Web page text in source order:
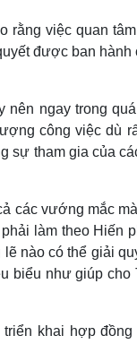
rằng việc quan
được ban
ngay trong
công việc dù
sự tham gia của
các vướng mắc
làm theo Hiến
nào có thể giải
biểu như giúp
khai hợp